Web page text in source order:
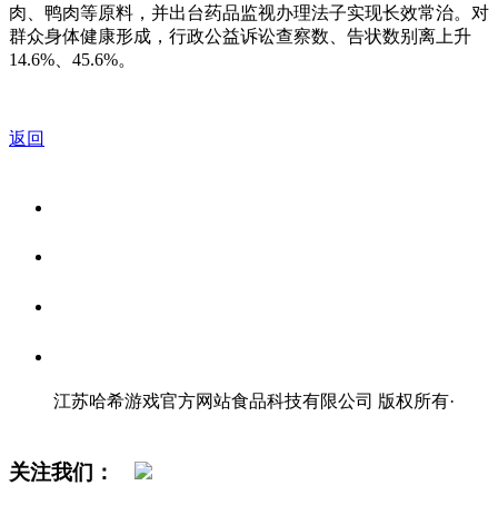
肉、鸭肉等原料，并出台药品监视办理法子实现长效常治。对
群众身体健康形成，行政公益诉讼查察数、告状数别离上升
14.6%、45.6%。
返回
江苏哈希游戏官方网站食品科技有限公司 版权所有·
关注我们：